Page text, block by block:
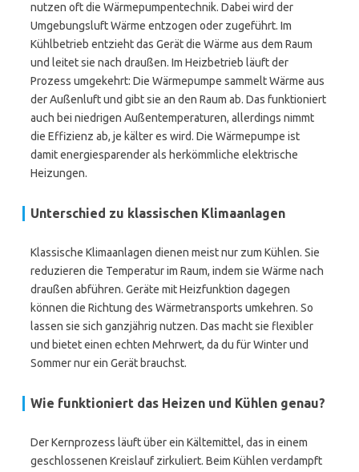
nutzen oft die Wärmepumpentechnik. Dabei wird der
Umgebungsluft Wärme entzogen oder zugeführt. Im
Kühlbetrieb entzieht das Gerät die Wärme aus dem Raum
und leitet sie nach draußen. Im Heizbetrieb läuft der
Prozess umgekehrt: Die Wärmepumpe sammelt Wärme aus
der Außenluft und gibt sie an den Raum ab. Das funktioniert
auch bei niedrigen Außentemperaturen, allerdings nimmt
die Effizienz ab, je kälter es wird. Die Wärmepumpe ist
damit energiesparender als herkömmliche elektrische
Heizungen.
Unterschied zu klassischen Klimaanlagen
Klassische Klimaanlagen dienen meist nur zum Kühlen. Sie
reduzieren die Temperatur im Raum, indem sie Wärme nach
draußen abführen. Geräte mit Heizfunktion dagegen
können die Richtung des Wärmetransports umkehren. So
lassen sie sich ganzjährig nutzen. Das macht sie flexibler
und bietet einen echten Mehrwert, da du für Winter und
Sommer nur ein Gerät brauchst.
Wie funktioniert das Heizen und Kühlen genau?
Der Kernprozess läuft über ein Kältemittel, das in einem
geschlossenen Kreislauf zirkuliert. Beim Kühlen verdampft